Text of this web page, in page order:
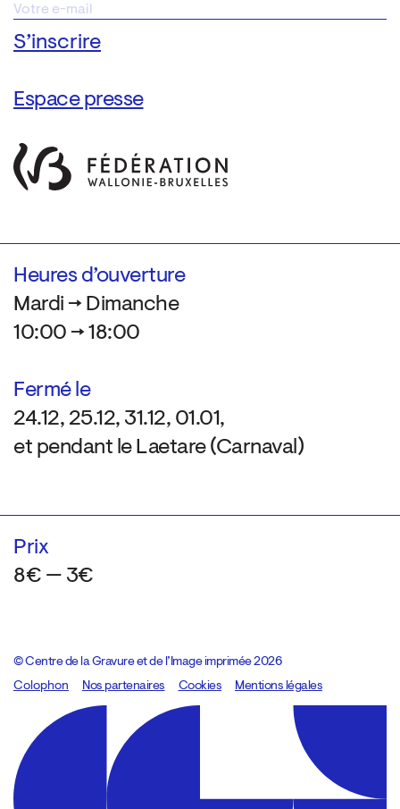
Espace presse
Heures d’ouverture
Mardi → Dimanche
10:00 → 18:00
Fermé le
24.12, 25.12, 31.12, 01.01,
et pendant le Laetare (Carnaval)
Prix
8€ — 3€
© Centre de la Gravure et de l’Image imprimée 2026
Colophon
Design:Marcel Kaczmarek, code:8080.studio
Nos partenaires Cookies Mentions légales